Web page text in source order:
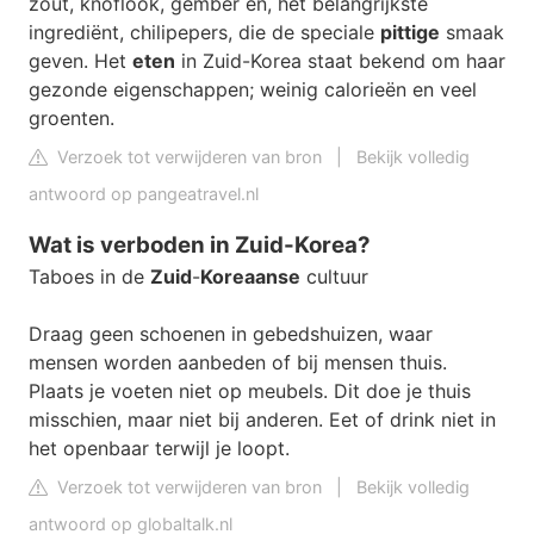
ingrediënt, chilipepers, die de speciale pittige smaak
geven. Het eten in Zuid-Korea staat bekend om haar
gezonde eigenschappen; weinig calorieën en veel
groenten.
Verzoek tot verwijderen van bron
Bekijk volledig
antwoord op pangeatravel.nl
Wat is verboden in Zuid-Korea?
Taboes in de Zuid-Koreaanse cultuur
Draag geen schoenen in gebedshuizen, waar
mensen worden aanbeden of bij mensen thuis.
Plaats je voeten niet op meubels. Dit doe je thuis
misschien, maar niet bij anderen. Eet of drink niet in
het openbaar terwijl je loopt.
Verzoek tot verwijderen van bron
Bekijk volledig
antwoord op globaltalk.nl